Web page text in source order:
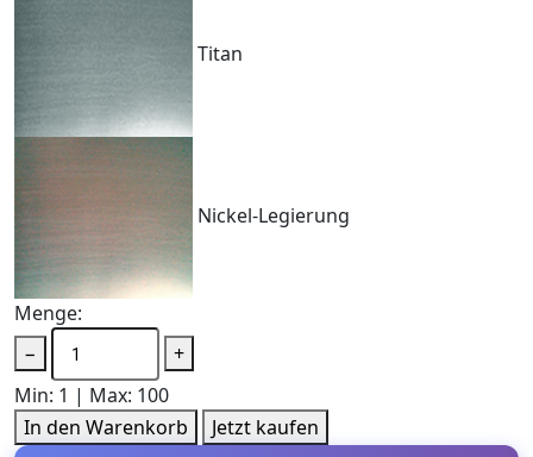
Titan
Nickel-Legierung
Menge:
−
+
Min: 1 | Max: 100
In den Warenkorb
Jetzt kaufen